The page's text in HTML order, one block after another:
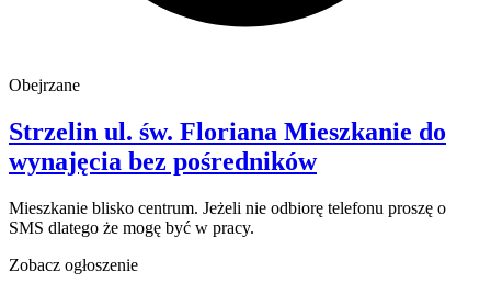
Obejrzane
Strzelin ul. św. Floriana Mieszkanie do
wynajęcia bez pośredników
Mieszkanie blisko centrum. Jeżeli nie odbiorę telefonu proszę o
SMS dlatego że mogę być w pracy.
Zobacz ogłoszenie